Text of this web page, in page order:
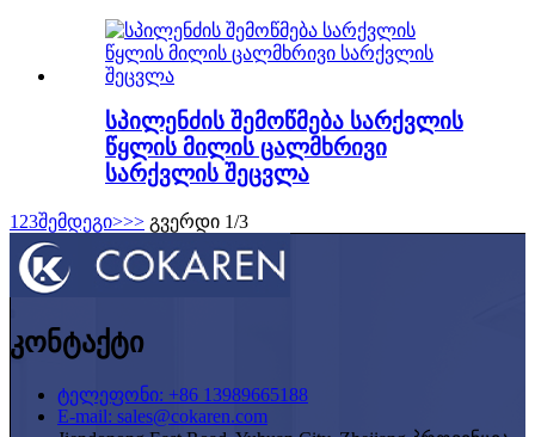
სპილენძის შემოწმება სარქვლის
წყლის მილის ცალმხრივი
სარქვლის შეცვლა
1 23შემდეგი>>> გვერდი 1/3
კონტაქტი
ტელეფონი: +86 13989665188
E-mail: sales@cokaren.com